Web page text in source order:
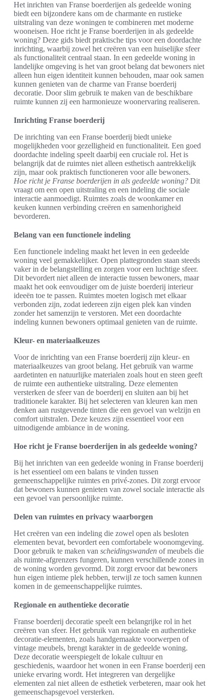
Het inrichten van Franse boerderijen als gedeelde woning
biedt een bijzondere kans om de charmante en rustieke
uitstraling van deze woningen te combineren met moderne
wooneisen. Hoe richt je Franse boerderijen in als gedeelde
woning? Deze gids biedt praktische tips voor een doordachte
inrichting, waarbij zowel het creëren van een huiselijke sfeer
als functionaliteit centraal staan. In een gedeelde woning in
landelijke omgeving is het van groot belang dat bewoners niet
alleen hun eigen identiteit kunnen behouden, maar ook samen
kunnen genieten van de charme van Franse boerderij
decoratie. Door slim gebruik te maken van de beschikbare
ruimte kunnen zij een harmonieuze woonervaring realiseren.
Inrichting Franse boerderij
De inrichting van een Franse boerderij biedt unieke
mogelijkheden voor gezelligheid en functionaliteit. Een goed
doordachte indeling speelt daarbij een cruciale rol. Het is
belangrijk dat de ruimtes niet alleen esthetisch aantrekkelijk
zijn, maar ook praktisch functioneren voor alle bewoners.
Hoe richt je Franse boerderijen in als gedeelde woning? Dit
vraagt om een open uitstraling en een indeling die sociale
interactie aanmoedigt. Ruimtes zoals de woonkamer en
keuken kunnen verbinding creëren en samenhorigheid
bevorderen.
Belang van een functionele indeling
Een functionele indeling maakt het leven in een gedeelde
woning veel gemakkelijker. Open plattegronden staan steeds
vaker in de belangstelling en zorgen voor een luchtige sfeer.
Dit bevordert niet alleen de interactie tussen bewoners, maar
maakt het ook eenvoudiger om de juiste boerderij interieur
ideeën toe te passen. Ruimtes moeten logisch met elkaar
verbonden zijn, zodat iedereen zijn eigen plek kan vinden
zonder het samenzijn te verstoren. Met een doordachte
indeling kunnen bewoners optimaal genieten van de ruimte.
Kleur- en materiaalkeuzes
Voor de inrichting van een Franse boerderij zijn kleur- en
materiaalkeuzes van groot belang. Het gebruik van warme
aardetinten en natuurlijke materialen zoals hout en steen geeft
de ruimte een authentieke uitstraling. Deze elementen
versterken de sfeer van de boerderij en sluiten aan bij het
traditionele karakter. Bij het selecteren van kleuren kan men
denken aan rustgevende tinten die een gevoel van welzijn en
comfort uitstralen. Deze keuzes zijn essentieel voor een
uitnodigende ambiance in de woning.
Hoe richt je Franse boerderijen in als gedeelde woning?
Bij het inrichten van een gedeelde woning in Franse boerderij
is het essentieel om een balans te vinden tussen
gemeenschappelijke ruimtes en privé-zones. Dit zorgt ervoor
dat bewoners kunnen genieten van zowel sociale interactie als
een gevoel van persoonlijke ruimte.
Delen van ruimtes en privacy waarborgen
Het creëren van een indeling die zowel open als besloten
elementen bevat, bevordert een comfortabele woonomgeving.
Door gebruik te maken van scheidingswanden of meubels die
als ruimte-afgrenzers fungeren, kunnen verschillende zones in
de woning worden gevormd. Dit zorgt ervoor dat bewoners
hun eigen intieme plek hebben, terwijl ze toch samen kunnen
komen in de gemeenschappelijke ruimtes.
Regionale en authentieke decoratie
Franse boerderij decoratie speelt een belangrijke rol in het
creëren van sfeer. Het gebruik van regionale en authentieke
decoratie-elementen, zoals handgemaakte voorwerpen of
vintage meubels, brengt karakter in de gedeelde woning.
Deze decoratie weerspiegelt de lokale cultuur en
geschiedenis, waardoor het wonen in een Franse boerderij een
unieke ervaring wordt. Het integreren van dergelijke
elementen zal niet alleen de esthetiek verbeteren, maar ook het
gemeenschapsgevoel versterken.